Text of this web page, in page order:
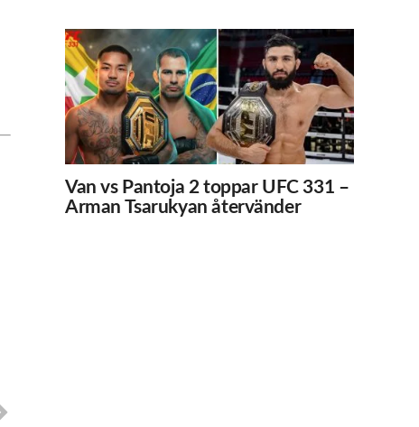
Van vs Pantoja 2 toppar UFC 331 –
Arman Tsarukyan återvänder